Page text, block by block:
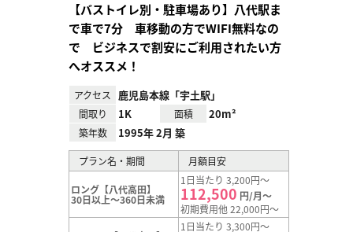
【バストイレ別・駐車場あり】八代駅ま
で車で7分 車移動の方でWIFI無料なの
で ビジネスで割安にご利用されたい方
へオススメ！
アクセス 鹿児島本線「宇土駅」
間取り 1K 面積 20m²
築年数 1995年 2月 築
プラン名・期間 月額目安
ロング【八代高田】
30日以上～360日未満
1日当たり 3,200円～
112,500 円/月～
初期費用他 22,000円～
1日当たり 3,300円～